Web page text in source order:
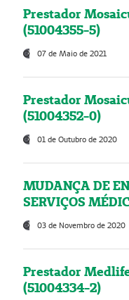
Prestador
(51004355-5)
07 de Maio de 2021
Prestador
(51004352-0)
01 de Outubro de 2020
MUDANÇA DE
SERVIÇOS
03 de Novembro de 2020
Prestador
(51004334-2)